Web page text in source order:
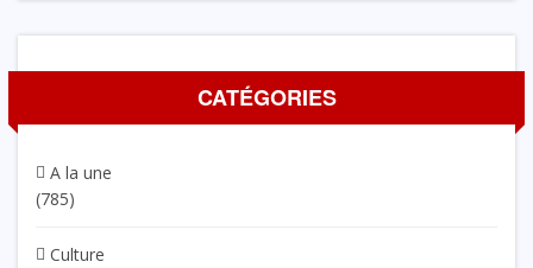
CATÉGORIES
A la une
(785)
Culture